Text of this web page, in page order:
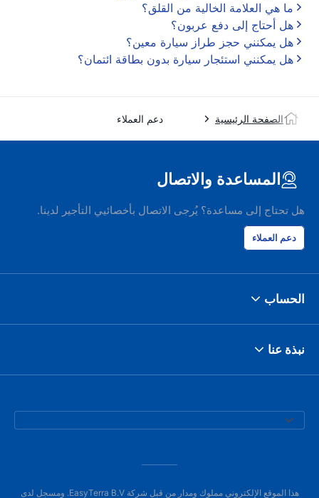
ما هي العلامة الخالية من القلق؟
هل أحتاج إلى دفع عربون؟
هل يمكنني حجز طراز سيارة معين؟
هل يمكنني استئجار سيارة بدون بطاقة ائتمان؟
الصفحة الرئيسية دعم العملاء
المساعدة والاتصال
هل تحتاج إلى مساعدة؟ يُرجى الاتصال بأخصائيي التأجير لدينا.
دعم العملاء
الحساب
نبذة عنا
هذا الموقع الإلكتروني مملوك ومدار من قبل شركة EasyTerra B.V. ومسجل لدى